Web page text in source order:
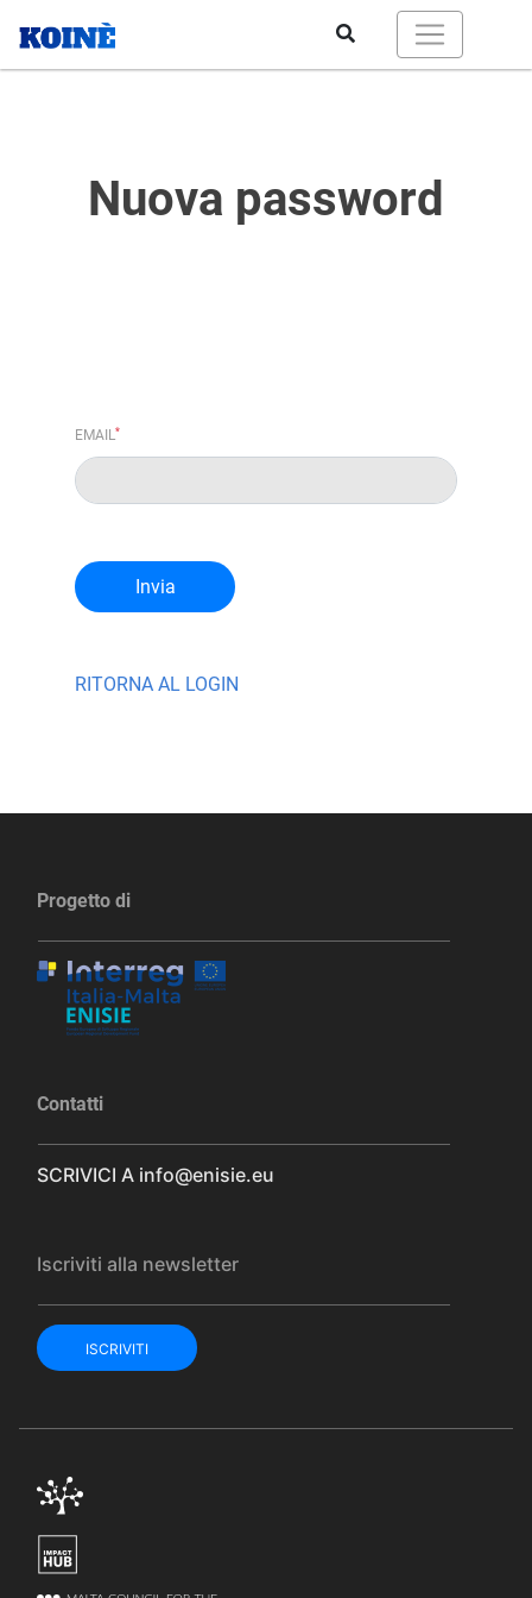
Nuova password
EMAIL*
Invia
RITORNA AL LOGIN
Progetto di
Contatti
SCRIVICI A info@enisie.eu
Iscriviti alla newsletter
ISCRIVITI